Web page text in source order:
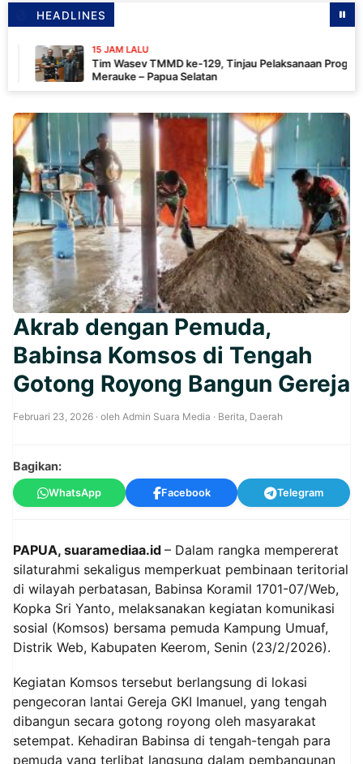
HEADLINES
15 JAM LALU
Tim Wasev TMMD ke-129, Tinjau Pelaksanaan Program Di
Merauke – Papua Selatan
Akrab dengan Pemuda,
Babinsa Komsos di Tengah
Gotong Royong Bangun Gereja
Februari 23, 2026 · oleh Admin Suara Media · Berita, Daerah
Bagikan:
WhatsApp Facebook Telegram
PAPUA, suaramediaa.id – Dalam rangka mempererat
silaturahmi sekaligus memperkuat pembinaan teritorial
di wilayah perbatasan, Babinsa Koramil 1701-07/Web,
Kopka Sri Yanto, melaksanakan kegiatan komunikasi
sosial (Komsos) bersama pemuda Kampung Umuaf,
Distrik Web, Kabupaten Keerom, Senin (23/2/2026).
Kegiatan Komsos tersebut berlangsung di lokasi
pengecoran lantai Gereja GKI Imanuel, yang tengah
dibangun secara gotong royong oleh masyarakat
setempat. Kehadiran Babinsa di tengah-tengah para
pemuda yang terlibat langsung dalam pembangunan